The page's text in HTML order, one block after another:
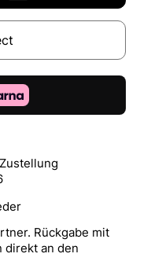
Rückgabe mit
direkt an den